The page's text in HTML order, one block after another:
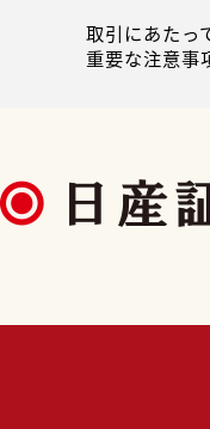
取引にあたっ
重要な注意事